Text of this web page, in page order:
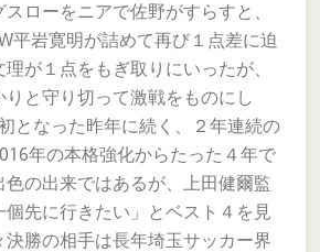
ローをニアで佐野がすらすと、
平岩寛明が詰めて再び１点差に迫
が１点をもぎ取りにいったが、
と守り切って激戦をものにし
となった昨年に続く、２年連続の
年の本格強化からたった４年で
の出来ではあるが、上田健爾監
先に行きたい」とベスト４を見
勝の相手は長年埼玉サッカー界